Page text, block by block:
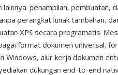
penampilan, pembuatan,
perangkat lunak tambahan,
XPS secara programatis.
format dokumen universal,
Windows, alur kerja dokumen
dukungan end-to-end